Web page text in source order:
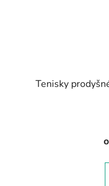
Tenisky